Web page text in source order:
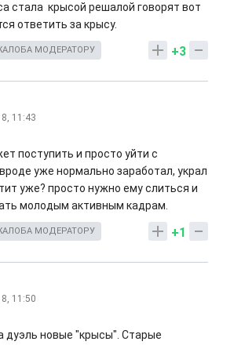
стала крысой решалой говорят вот
ответить за крысу.
+3
МОДЕРАТОРУ
11:43
поступить и просто уйти с
уже нормально заработал, украл
уже? просто нужно ему слиться и
молодым активным кадрам.
+1
МОДЕРАТОРУ
11:50
дуэль новые "крысы". Старые